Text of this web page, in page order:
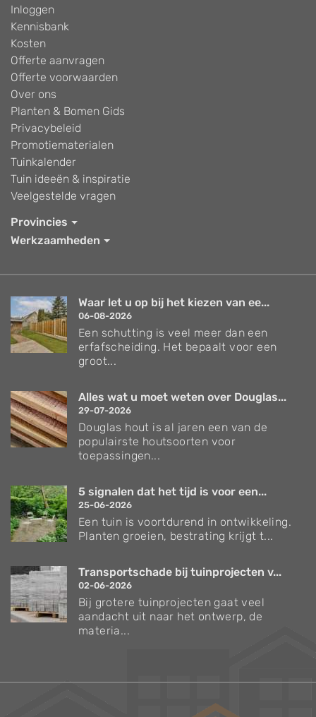
Inloggen
Kennisbank
Kosten
Offerte aanvragen
Offerte voorwaarden
Over ons
Planten & Bomen Gids
Privacybeleid
Promotiematerialen
Tuinkalender
Tuin ideeën & inspiratie
Veelgestelde vragen
Provincies
Werkzaamheden
Waar let u op bij het kiezen van ee...
06-08-2026
Een schutting is veel meer dan een
erfafscheiding. Het bepaalt voor een
groot...
Alles wat u moet weten over Douglas...
29-07-2026
Douglas hout is al jaren een van de
populairste houtsoorten voor
toepassingen...
5 signalen dat het tijd is voor een...
25-06-2026
Een tuin is voortdurend in ontwikkeling.
Planten groeien, bestrating krijgt t...
Transportschade bij tuinprojecten v...
02-06-2026
Bij grotere tuinprojecten gaat veel
aandacht uit naar het ontwerp, de
materia...
Verzorgingstips voor bomen en planten
Inspiratie voor uw tuin en terras